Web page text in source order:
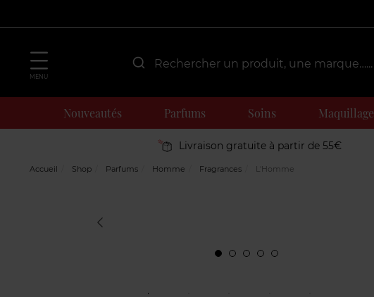
MENU
Nouveautés Parfums Soins Maquillage
Livraison gratuite à partir de 55€
Accueil Shop Parfums Homme Fragrances L'Homme